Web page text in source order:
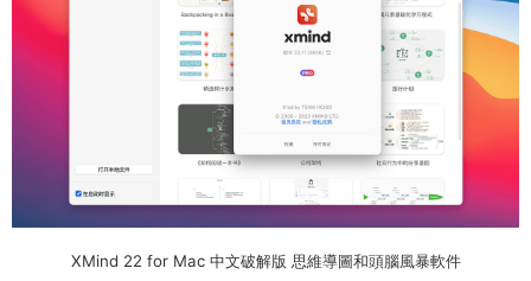
XMind 22 for Mac 中文破解版 思維導圖和頭腦風暴軟件